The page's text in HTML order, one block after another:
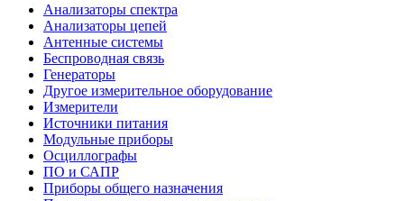
Анализаторы спектра
Анализаторы цепей
Антенные системы
Беспроводная связь
Генераторы
Другое измерительное оборудование
Измерители
Источники питания
Модульные приборы
Осциллографы
ПО и САПР
Приборы общего назначения